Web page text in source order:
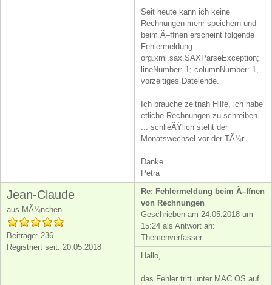
Seit heute kann ich keine
Rechnungen mehr speichern und
beim Ã–ffnen erscheint folgende
Fehlermeldung:
org.xml.sax.SAXParseException;
lineNumber: 1; columnNumber: 1,
vorzeitiges Dateiende.
Ich brauche zeitnah Hilfe, ich habe
etliche Rechnungen zu schreiben
... schlieÃŸlich steht der
Monatswechsel vor der TÃ¼r.
Danke
Petra
Jean-Claude
aus MÃ¼nchen
Beiträge: 236
Registriert seit: 20.05.2018
Re: Fehlermeldung beim Ã–ffnen
von Rechnungen
Geschrieben am 24.05.2018 um
15:24 als Antwort an:
Themenverfasser
Hallo,
das Fehler tritt unter MAC OS auf.